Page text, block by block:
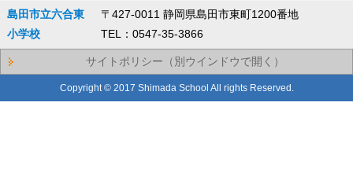
島田市立六合東
小学校
〒427-0011 静岡県島田市東町1200番地
TEL：0547-35-3866
サイトポリシー（別ウインドウで開く）
Copyright © 2017 Shimada School All rights Reserved.